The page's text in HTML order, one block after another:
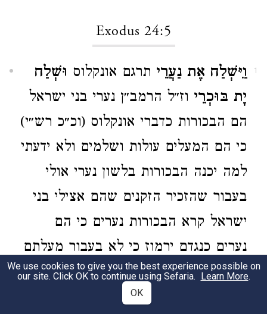
Exodus 24:5
1 וַיִּשְׁלַח אֶת נַעֲרֵי תרגם אונקלוס וּשְׁלַח
יָת בּוּכְרֵי וז״ל הרמב״ן נערי בני ישראל
הם הבכורות כדברי אונקלוס (וכ״כ רש״י)
כי הם המעלים עולות ושלמים ולא ידעתי
למה יכנה הבכורות בלשון נערי אולי
בעבור שהזכיר הזקנים שהם אצילי בני
ישראל קרא הבכורות נערים כי הם
נערים כנגדם ירמוז כי לא בעבור מעלתם
בחכמה שלחם כי לא היו זקנים רק מפני
הבכורה כי הם המקודשים לקרבנות וכו׳
We use cookies to give you the best experience possible on
our site. Click OK to continue using Sefaria. Learn More.
OK